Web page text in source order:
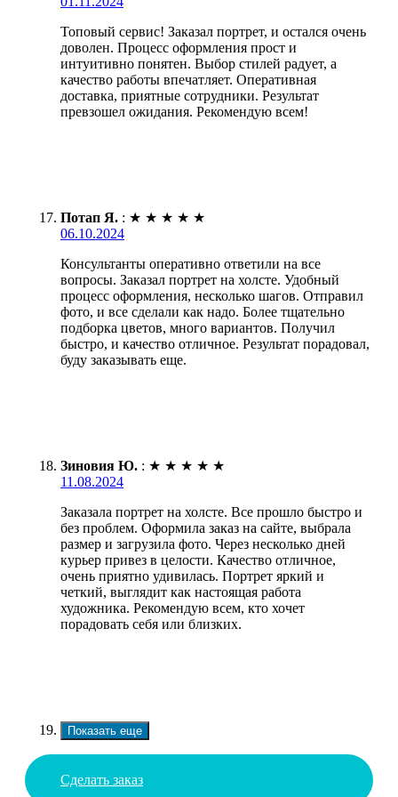
Топовый сервис! Заказал портрет, и остался очень
доволен. Процесс оформления прост и
интуитивно понятен. Выбор стилей радует, а
качество работы впечатляет. Оперативная
доставка, приятные сотрудники. Результат
превзошел ожидания. Рекомендую всем!
Потап Я. : ★ ★ ★ ★ ★
06.10.2024
Консультанты оперативно ответили на все
вопросы. Заказал портрет на холсте. Удобный
процесс оформления, несколько шагов. Отправил
фото, и все сделали как надо. Более тщательно
подборка цветов, много вариантов. Получил
быстро, и качество отличное. Результат порадовал,
буду заказывать еще.
Зиновия Ю. : ★ ★ ★ ★ ★
11.08.2024
Заказала портрет на холсте. Все прошло быстро и
без проблем. Оформила заказ на сайте, выбрала
размер и загрузила фото. Через несколько дней
курьер привез в целости. Качество отличное,
очень приятно удивилась. Портрет яркий и
четкий, выглядит как настоящая работа
художника. Рекомендую всем, кто хочет
порадовать себя или близких.
Показать еще
Сделать заказ